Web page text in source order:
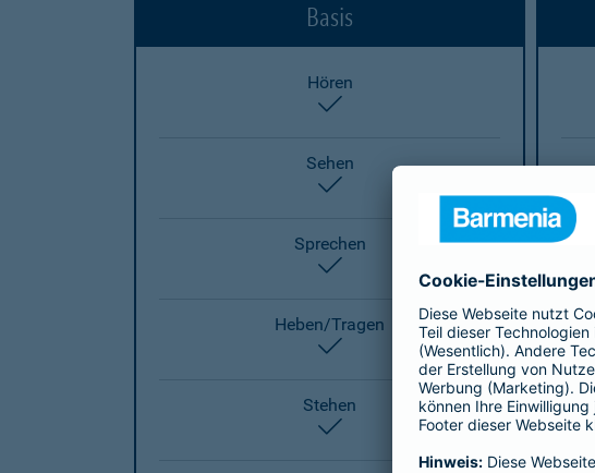
Basis
Hören
enthalten
Sehen
enthalten
Sprechen
enthalten
Heben/Tragen
enthalten
Stehen
enthalten